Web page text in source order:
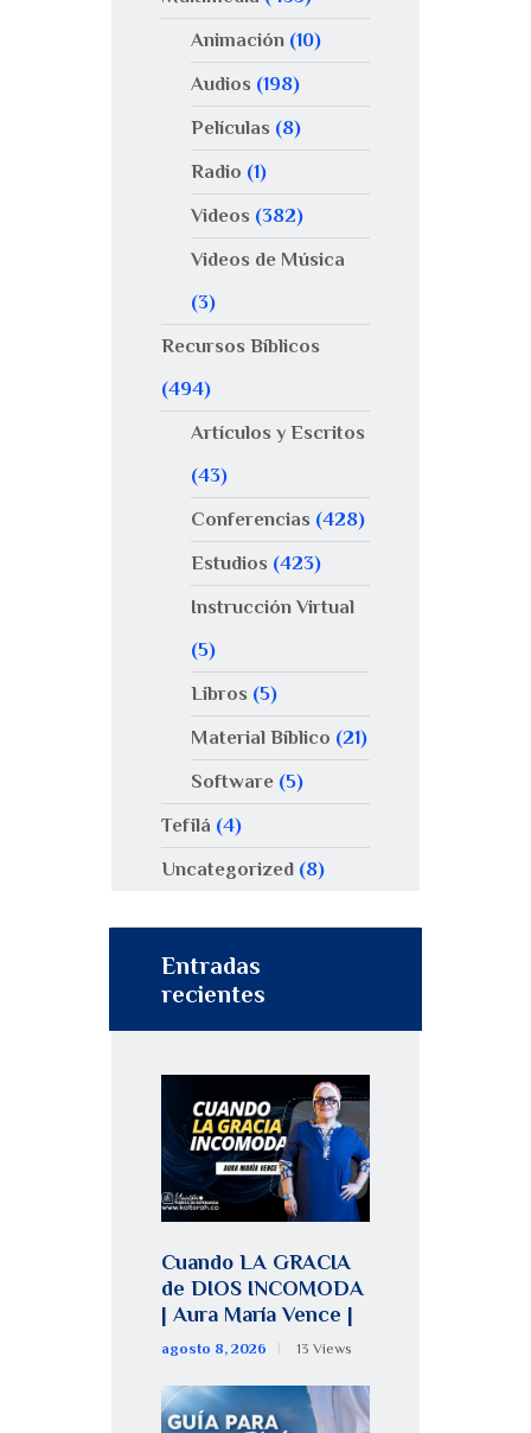
Animación(10)
Audios (198)
Películas (8)
Radio (1)
Videos (382)
Videos de Música
(3)
Recursos Bíblicos
(494)
Artículos y Escritos
(43)
Conferencias (428)
Estudios (423)
Instrucción Virtual
(5)
Libros (5)
Material Bíblico (21)
Software(5)
Tefilá (4)
Uncategorized (8)
Entradas
recientes
Cuando LA GRACIA
de DIOS INCOMODA
| Aura María Vence |
agosto 8, 2026 13 Views